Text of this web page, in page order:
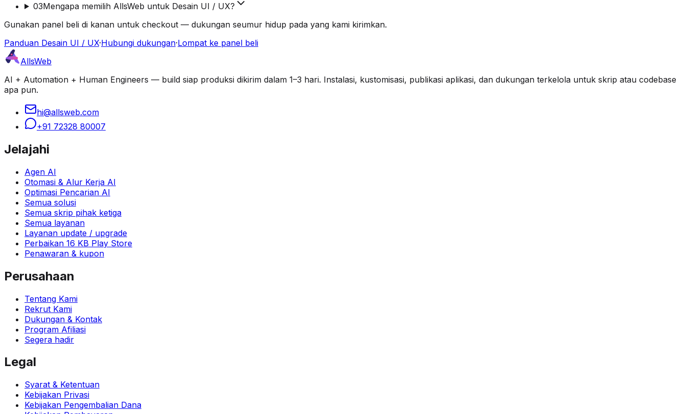
03Mengapa memilih AllsWeb untuk Desain UI / UX?
Gunakan panel beli di kanan untuk checkout — dukungan seumur hidup pada yang kami kirimkan.
Panduan Desain UI / UX·Hubungi dukungan·Lompat ke panel beli
AllsWeb
AI + Automation + Human Engineers — build siap produksi dikirim dalam 1–3 hari. Instalasi, kustomisasi, publikasi aplikasi, dan dukungan terkelola untuk skrip atau codebase
apa pun.
hi@allsweb.com
+91 72328 80007
Jelajahi
Agen AI
Otomasi & Alur Kerja AI
Optimasi Pencarian AI
Semua solusi
Semua skrip pihak ketiga
Semua layanan
Layanan update / upgrade
Perbaikan 16 KB Play Store
Penawaran & kupon
Perusahaan
Tentang Kami
Rekrut Kami
Dukungan & Kontak
Program Afiliasi
Segera hadir
Legal
Syarat & Ketentuan
Kebijakan Privasi
Kebijakan Pengembalian Dana